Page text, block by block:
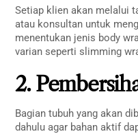
Setiap klien akan melalui
atau konsultan untuk
menentukan jenis body
varian seperti slimming
2.
Bagian tubuh yang akan
dahulu agar bahan aktif